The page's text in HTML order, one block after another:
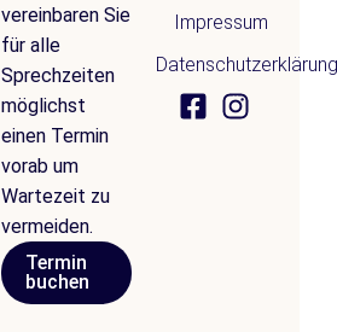
vereinbaren Sie
für alle
Sprechzeiten
möglichst
einen Termin
vorab um
Wartezeit zu
vermeiden.
Termin
buchen
Impressum